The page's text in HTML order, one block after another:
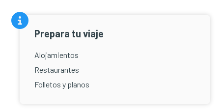
Prepara tu viaje
Alojamientos
Restaurantes
Folletos y planos